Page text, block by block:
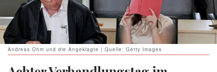
Andreas Ohm und die Angeklagte | Quelle: Getty Images